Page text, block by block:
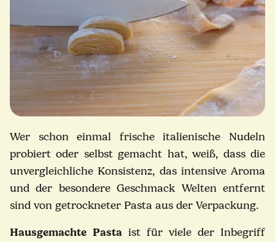
Wer schon einmal frische italienische Nudeln
probiert oder selbst gemacht hat, weiß, dass die
unvergleichliche Konsistenz, das intensive Aroma
und der besondere Geschmack Welten entfernt
sind von getrockneter Pasta aus der Verpackung.
Hausgemachte Pasta ist für viele der Inbegriff